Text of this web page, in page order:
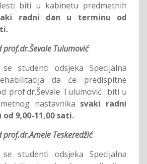
biti u kabinetu predmetnih
radni dan u terminu od
Tulumović
se studenti odsjeka Specijalna
da će predispitne
prof.dr.Ševale Tulumović biti u
nastavnika svaki radni
9,00-11,00 sati.
Teskeredžić
se studenti odsjeka Specijalna